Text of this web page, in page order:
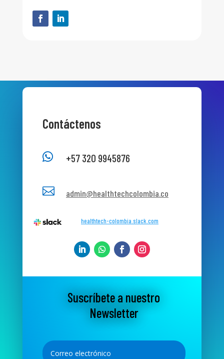
Contáctenos
 +57 320 9945876
 admin@healthtechcolombia.co
healthtech-colombia.slack.com
Suscríbete a nuestro
Newsletter